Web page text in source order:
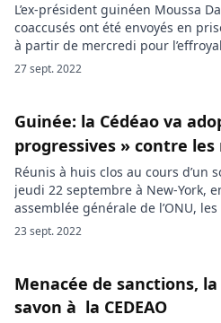
L’ex-président guinéen Moussa
coaccusés ont été envoyés en
à partir de mercredi pour
septembre 2009, ont indiqué leurs
[…]
27 sept. 2022
Guinée: la Cédéao va
progressives » contre
Réunis à huis clos au cours d’un
jeudi 22 septembre à New-York,
assemblée générale de l’ONU, les
Communauté économique des
(Cedeao), ont décidé d’appliquer
«L’heure […]
23 sept. 2022
Menacée de sanctions,
savon à la CEDEAO